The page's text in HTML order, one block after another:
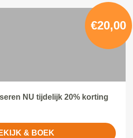
€20,00
NU tijdelijk 20% korting
& BOEK